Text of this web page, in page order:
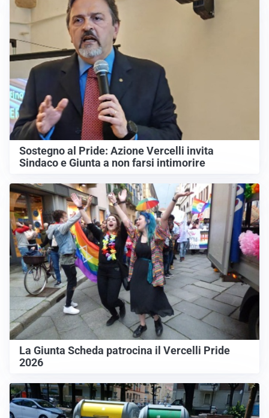
Sostegno al Pride: Azione Vercelli invita
Sindaco e Giunta a non farsi intimorire
La Giunta Scheda patrocina il Vercelli Pride
2026